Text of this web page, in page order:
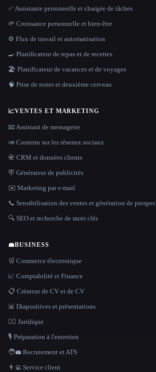
✅ Assistante personnelle et chargée de tâches
🌱 Croissance personnelle et bien-être
⚙️ Flux de travail et automatisation
🍳 Planificateur de repas et de recettes
🏖 Planificateur de vacances et de voyages
🧠 Prise de notes et deuxième cerveau
📈VENTES ET MARKETING
📧 Assistant de messagerie
📣 Contenu sur les réseaux sociaux
📇 CRM et données clients
🪧 Générateur de publicités
✉️ Marketing par e-mail
📞 Sensibilisation des ventes et génération de
🔍 SEO et recherche de mots clés
💼BUSINESS
🛒 Commerce électronique
📈 Comptabilité et Finance
📋 Créateur de CV et de CV
📊 Diapositives et présentations
👩‍⚖️ Juridique
🎙️ Préparation à l'entretien
🧑‍💼 Recrutement et ATS
👨‍💻 Service client